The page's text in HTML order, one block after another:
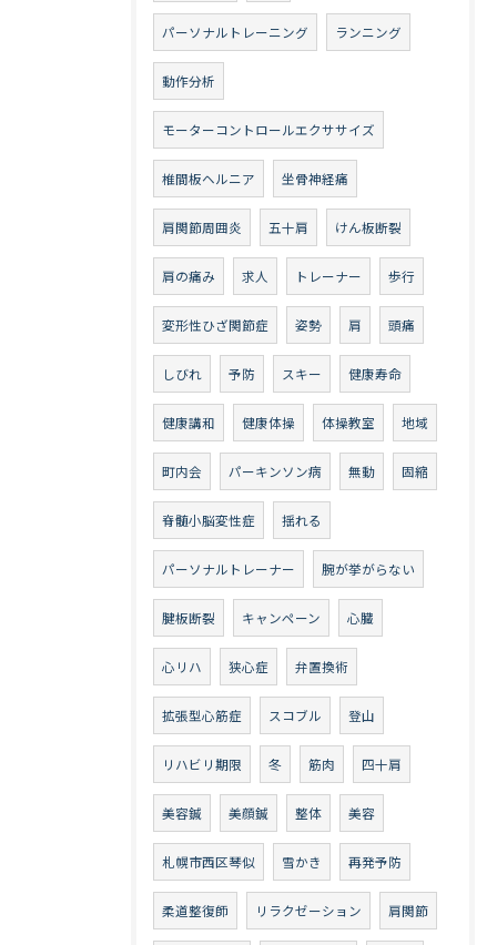
パーソナルトレーニング ランニング
動作分析
モーターコントロールエクササイズ
椎間板ヘルニア 坐骨神経痛
肩関節周囲炎 五十肩 けん板断裂
肩の痛み 求人 トレーナー 歩行
変形性ひざ関節症 姿勢 肩 頭痛
しびれ 予防 スキー 健康寿命
健康講和 健康体操 体操教室 地域
町内会 パーキンソン病 無動 固縮
脊髄小脳変性症 揺れる
パーソナルトレーナー 腕が挙がらない
腱板断裂 キャンペーン 心臓
心リハ 狭心症 弁置換術
拡張型心筋症 スコブル 登山
リハビリ期限 冬 筋肉 四十肩
美容鍼 美顔鍼 整体 美容
札幌市西区琴似 雪かき 再発予防
柔道整復師 リラクゼーション 肩関節